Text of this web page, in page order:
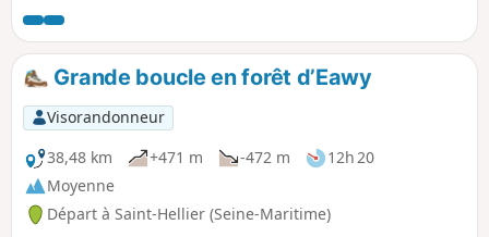
longe l'intégralité du front de mer.
Grande boucle en forêt d’Eawy
Visorandonneur
38,48 km
+471 m -472 m
12h 20
Moyenne
Départ à Saint-Hellier (Seine-Maritime)